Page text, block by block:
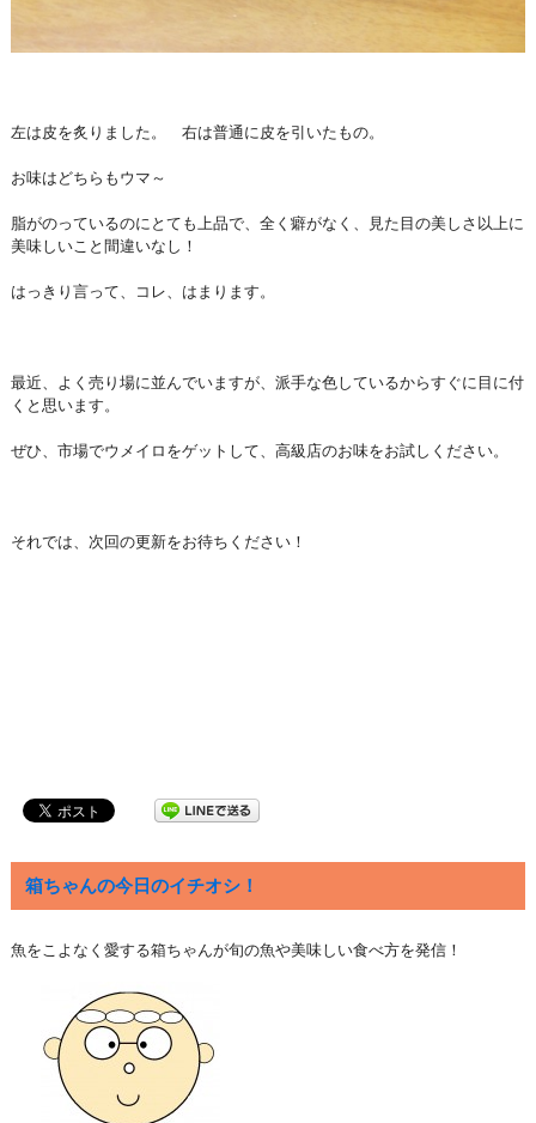
左は皮を炙りました。 右は普通に皮を引いたもの。
お味はどちらもウマ～
脂がのっているのにとても上品で、全く癖がなく、見た目の美しさ以上に
美味しいこと間違いなし！
はっきり言って、コレ、はまります。
最近、よく売り場に並んでいますが、派手な色しているからすぐに目に付
くと思います。
ぜひ、市場でウメイロをゲットして、高級店のお味をお試しください。
それでは、次回の更新をお待ちください！
箱ちゃんの今日のイチオシ！
魚をこよなく愛する箱ちゃんが旬の魚や美味しい食べ方を発信！